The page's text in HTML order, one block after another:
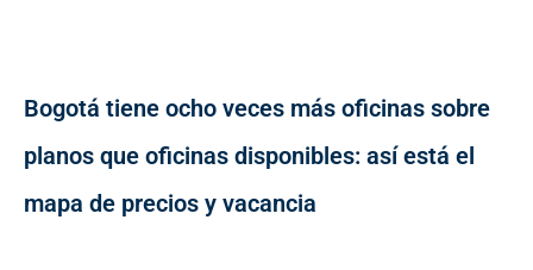
Bogotá tiene ocho veces más oficinas sobre
planos que oficinas disponibles: así está el
mapa de precios y vacancia